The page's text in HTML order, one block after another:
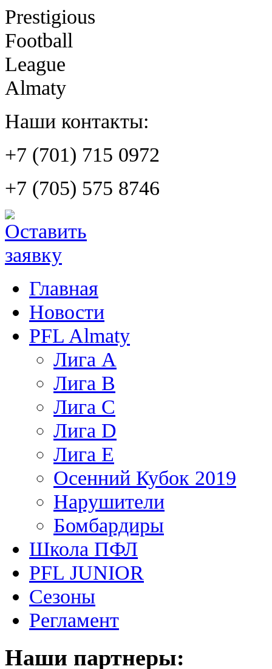
Prestigious
Football
League
Almaty
Наши контакты:
+7 (701) 715 0972
+7 (705) 575 8746
Главная
Новости
PFL Almaty
Лига A
Лига В
Лига С
Лига D
Лига Е
Осенний Кубок 2019
Нарушители
Бомбардиры
Школа ПФЛ
PFL JUNIOR
Сезоны
Регламент
Наши партнеры: